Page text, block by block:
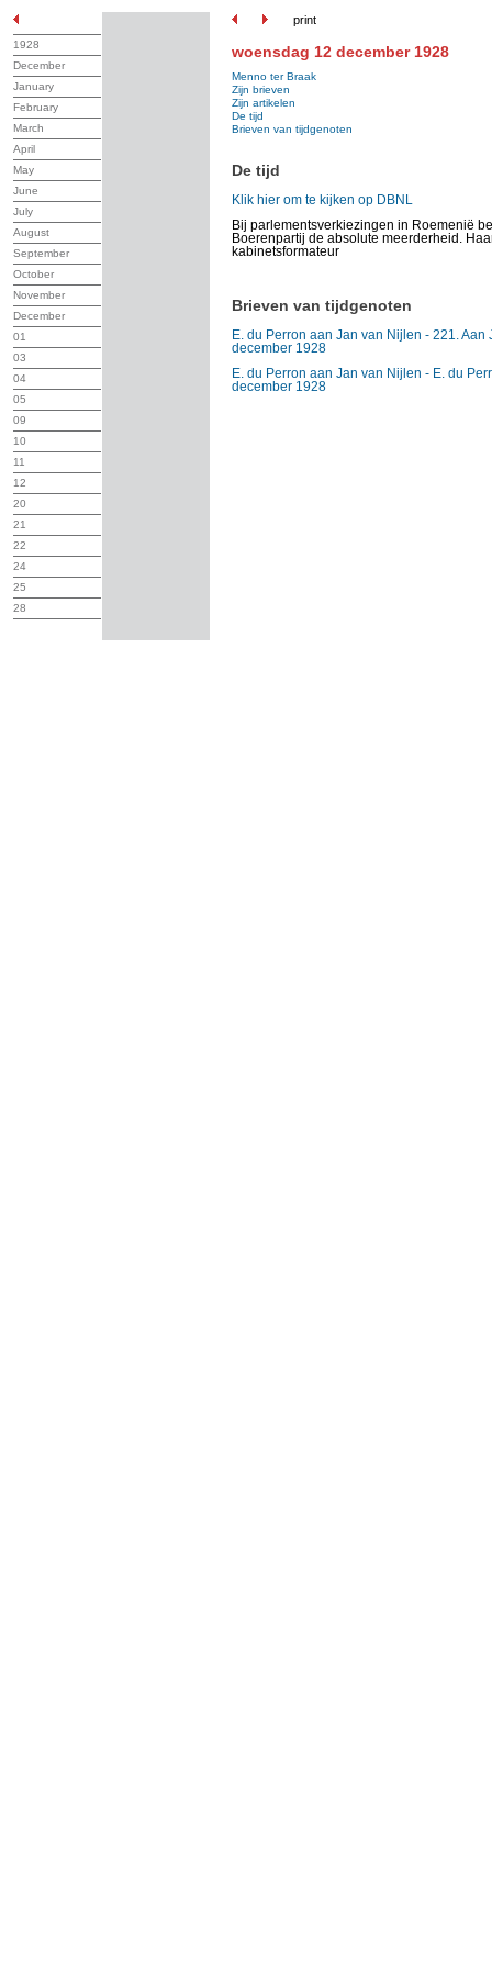
print
1928
December
January
February
March
April
May
June
July
August
September
October
November
December
01
03
04
05
09
10
11
12
20
21
22
24
25
28
woensdag 12 december 1928
Menno ter Braak
Zijn brieven
Zijn artikelen
De tijd
Brieven van tijdgenoten
De tijd
Klik hier om te kijken op DBNL
Bij parlementsverkiezingen in Roemenië
Boerenpartij de absolute meerderheid.
kabinetsformateur
Brieven van tijdgenoten
E. du Perron aan Jan van Nijlen - 221. Aan
december 1928
E. du Perron aan Jan van Nijlen - E. du
december 1928